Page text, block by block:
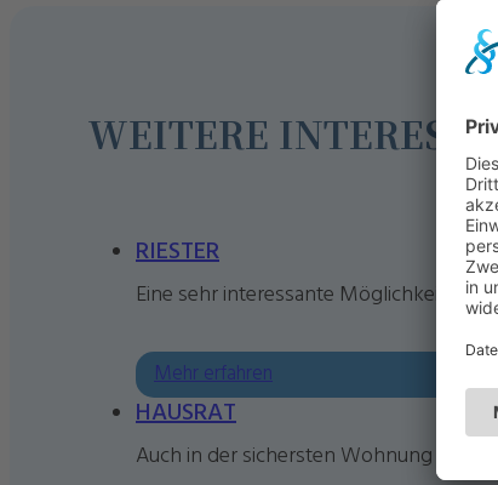
WEITERE
RIESTER
Eine sehr interessante Möglichkeit, für
Mehr erfahren
HAUSRAT
Auch in der sichersten Wohnung sind